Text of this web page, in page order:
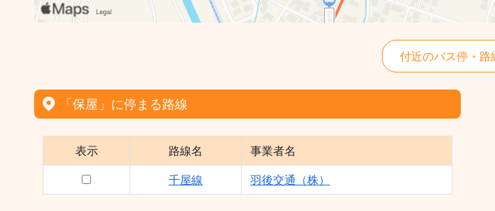
付近のバス停・路
「保屋」に停まる路線
表示 路線名 事業者名
千屋線 羽後交通（株）